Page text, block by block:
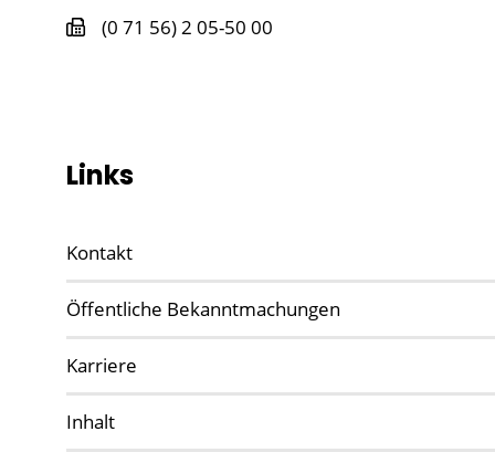
(0 71 56) 2 05-50 00
Links
Kontakt
Öffentliche Bekanntmachungen
Karriere
Inhalt